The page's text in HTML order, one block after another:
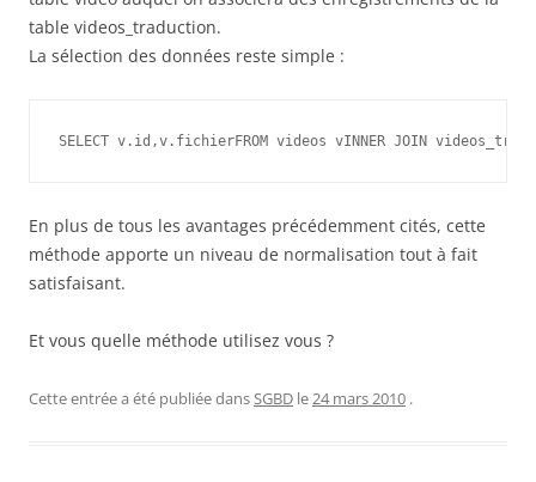
table videos_traduction.
La sélection des données reste simple :
SELECT v.id,v.fichierFROM videos vINNER JOIN
En plus de tous les avantages précédemment cités, cette
méthode apporte un niveau de normalisation tout à fait
satisfaisant.
Et vous quelle méthode utilisez vous ?
Cette entrée a été publiée dansSGBD le24 mars 2010 .